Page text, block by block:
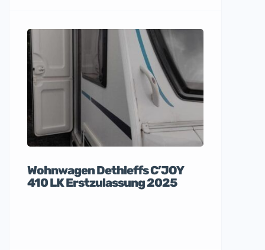
Wohnwagen Dethleffs C’JOY
410 LK Erstzulassung 2025